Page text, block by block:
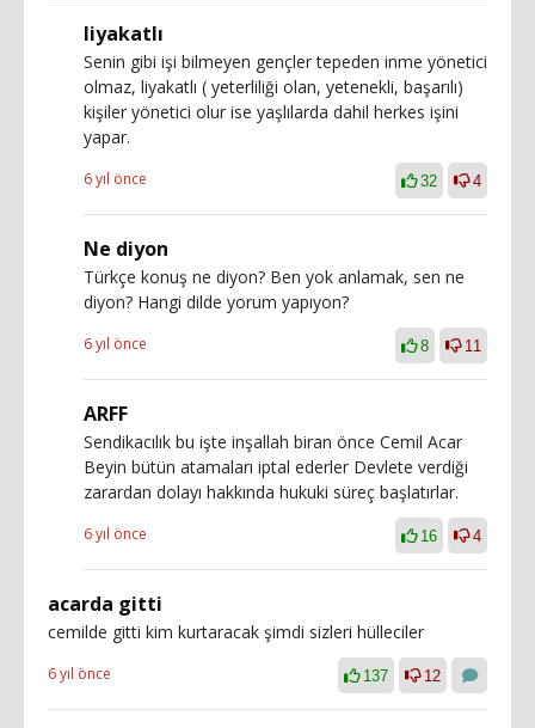
liyakatlı
Senin gibi işi bilmeyen gençler tepeden inme yönetici
olmaz, liyakatlı ( yeterliliği olan, yetenekli, başarılı)
kişiler yönetici olur ise yaşlılarda dahil herkes işini
yapar.
6 yıl önce 32 4
Ne diyon
Türkçe konuş ne diyon? Ben yok anlamak, sen ne
diyon? Hangi dilde yorum yapıyon?
6 yıl önce 8 11
ARFF
Sendikacılık bu işte inşallah biran önce Cemil Acar
Beyin bütün atamaları iptal ederler Devlete verdiği
zarardan dolayı hakkında hukuki süreç başlatırlar.
6 yıl önce 16 4
acarda gitti
cemilde gitti kim kurtaracak şimdi sizleri hülleciler
6 yıl önce 137 12